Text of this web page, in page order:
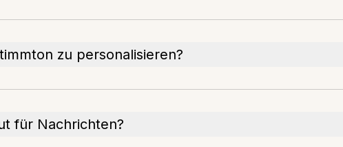
zu personalisieren?
für Nachrichten?